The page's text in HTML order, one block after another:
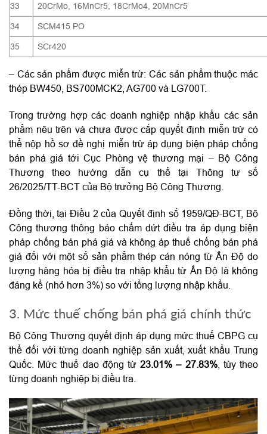
33 20CrMo, 16MnCr5, 18CrMo4, 20MnCr5
34 SCM415 PO
35 SCr420
– Các sản phẩm được miễn trừ: Các sản phẩm thuộc mác
thép BW450, BS700MCK2, AG700 và LG700T.
Trong trường hợp các doanh nghiệp nhập khẩu các sản
phẩm nêu trên và chưa được cấp quyết định miễn trừ có
thể nộp hồ sơ đề nghị miễn trừ áp dụng biện pháp chống
bán phá giá tới Cục Phòng vệ thương mại – Bộ Công
Thương theo hướng dẫn cụ thể tại Thông tư số
26/2025/TT-BCT của Bộ trưởng Bộ Công Thương.
Đồng thời, tại Điều 2 của Quyết định số 1959/QĐ-BCT, Bộ
Công thương thông báo chấm dứt điều tra áp dụng biện
pháp chống bán phá giá và không áp thuế chống bán phá
giá đối với một số sản phẩm thép cán nóng từ Ấn Độ do
lượng hàng hóa bị điều tra nhập khẩu từ Ấn Độ là không
đáng kể (nhỏ hơn 3%) so với tổng lượng nhập khẩu.
3. Mức thuế chống bán phá giá chính thức
Bộ Công Thương quyết định áp dụng mức thuế CBPG cụ
thể đối với từng doanh nghiệp sản xuất, xuất khẩu Trung
Quốc. Mức thuế dao động từ23.01% – 27.83%, tùy theo
từng doanh nghiệp bị điều tra.